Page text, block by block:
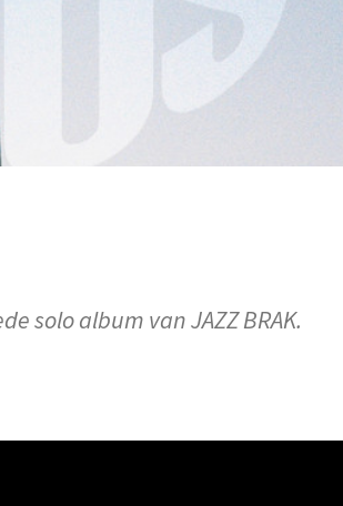
solo album van JAZZ BRAK.